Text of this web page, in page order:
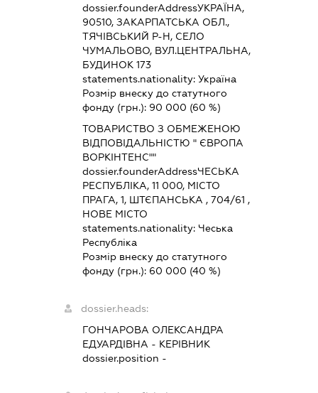
dossier.founderAddressУКРАЇНА,
90510, ЗАКАРПАТСЬКА ОБЛ.,
ТЯЧІВСЬКИЙ Р-Н, СЕЛО
ЧУМАЛЬОВО, ВУЛ.ЦЕНТРАЛЬНА,
БУДИНОК 173
statements.nationality: Україна
Розмір внеску до статутного
фонду (грн.): 90 000 (60 %)
ТОВАРИСТВО З ОБМЕЖЕНОЮ
ВІДПОВІДАЛЬНІСТЮ " ЄВРОПА
ВОРКІНТЕНС""
dossier.founderAddressЧЕСЬКА
РЕСПУБЛІКА, 11 000, МІСТО
ПРАГА, 1, ШТЄПАНСЬКА , 704/61 ,
НОВЕ МІСТО
statements.nationality: Чеська
Республіка
Розмір внеску до статутного
фонду (грн.): 60 000 (40 %)
dossier.heads:
ГОНЧАРОВА ОЛЕКСАНДРА
ЕДУАРДІВНА - КЕРІВНИК
dossier.position -